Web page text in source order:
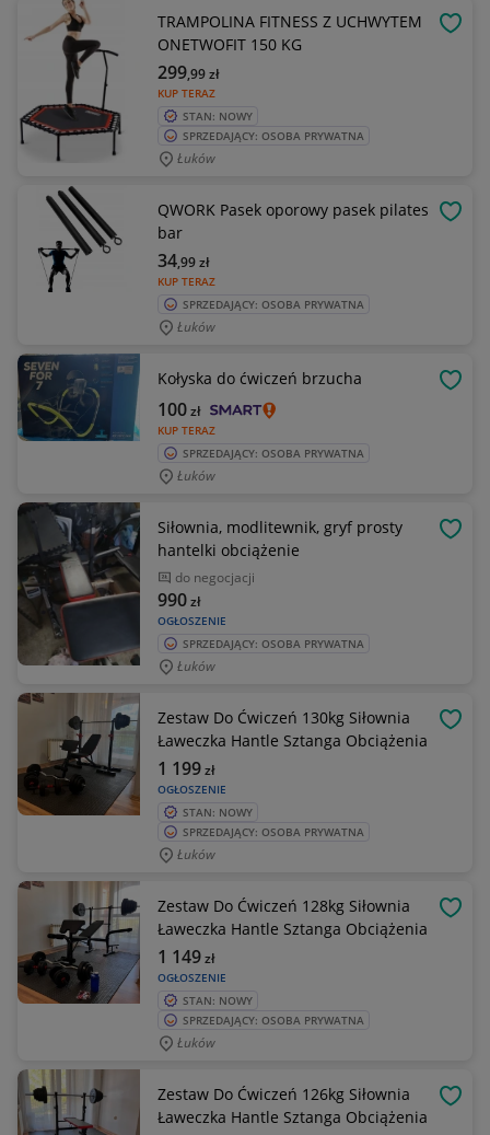
TRAMPOLINA FITNESS Z UCHWYTEM
ONETWOFIT 150 KG
KUP TERAZ
299,99zł
STAN: NOWY
SPRZEDAJĄCY: OSOBA PRYWATNA
Łuków
QWORK Pasek oporowy pasek pilates
bar
KUP TERAZ
34,99zł
SPRZEDAJĄCY: OSOBA PRYWATNA
Łuków
Kołyska do ćwiczeń brzucha
KUP TERAZ
100zł
SPRZEDAJĄCY: OSOBA PRYWATNA
Łuków
Siłownia, modlitewnik, gryf prosty
hantelki obciążenie
do negocjacji
OGŁOSZENIE
990zł
SPRZEDAJĄCY: OSOBA PRYWATNA
Łuków
Zestaw Do Ćwiczeń 130kg Siłownia
Ławeczka Hantle Sztanga Obciążenia
OGŁOSZENIE
1 199zł
STAN: NOWY
SPRZEDAJĄCY: OSOBA PRYWATNA
Łuków
Zestaw Do Ćwiczeń 128kg Siłownia
Ławeczka Hantle Sztanga Obciążenia
OGŁOSZENIE
1 149zł
STAN: NOWY
SPRZEDAJĄCY: OSOBA PRYWATNA
Łuków
Zestaw Do Ćwiczeń 126kg Siłownia
Ławeczka Hantle Sztanga Obciążenia